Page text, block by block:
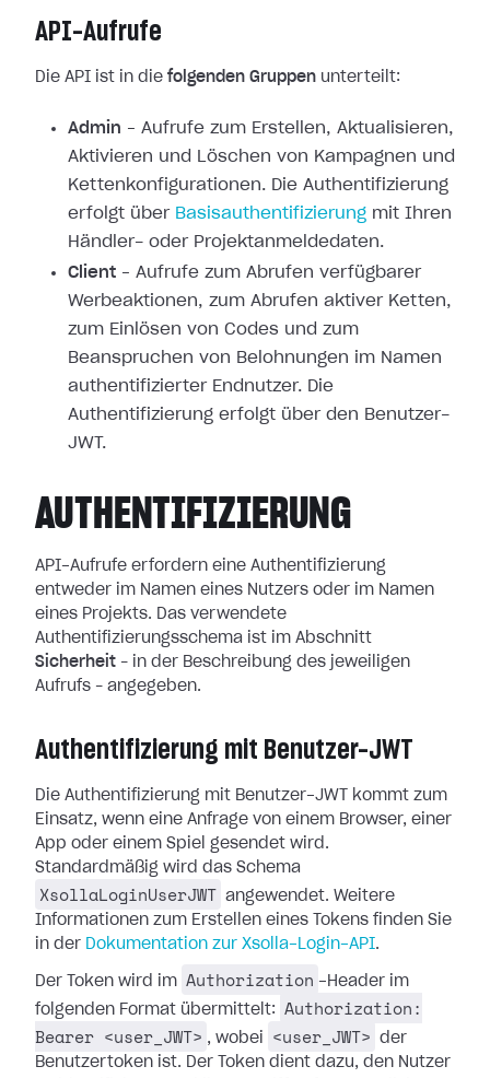
API-Aufrufe
Die API ist in die folgenden Gruppen unterteilt:
Admin – Aufrufe zum Erstellen, Aktualisieren,
Aktivieren und Löschen von Kampagnen und
Kettenkonfigurationen. Die Authentifizierung
erfolgt über Basisauthentifizierung mit Ihren
Händler- oder Projektanmeldedaten.
Client – Aufrufe zum Abrufen verfügbarer
Werbeaktionen, zum Abrufen aktiver Ketten,
zum Einlösen von Codes und zum
Beanspruchen von Belohnungen im Namen
authentifizierter Endnutzer. Die
Authentifizierung erfolgt über den Benutzer-
JWT.
AUTHENTIFIZIERUNG
API-Aufrufe erfordern eine Authentifizierung
entweder im Namen eines Nutzers oder im Namen
eines Projekts. Das verwendete
Authentifizierungsschema ist im Abschnitt
Sicherheit – in der Beschreibung des jeweiligen
Aufrufs – angegeben.
Authentifizierung mit Benutzer-JWT
Die Authentifizierung mit Benutzer-JWT kommt zum
Einsatz, wenn eine Anfrage von einem Browser, einer
App oder einem Spiel gesendet wird.
Standardmäßig wird das Schema
XsollaLoginUserJWT angewendet. Weitere
Informationen zum Erstellen eines Tokens finden Sie
in der Dokumentation zur Xsolla-Login-API.
Der Token wird im Authorization -Header im
folgenden Format übermittelt:
Authorization:
Bearer <user_JWT> , wobei <user_JWT>
der
Benutzertoken ist. Der Token dient dazu, den Nutzer